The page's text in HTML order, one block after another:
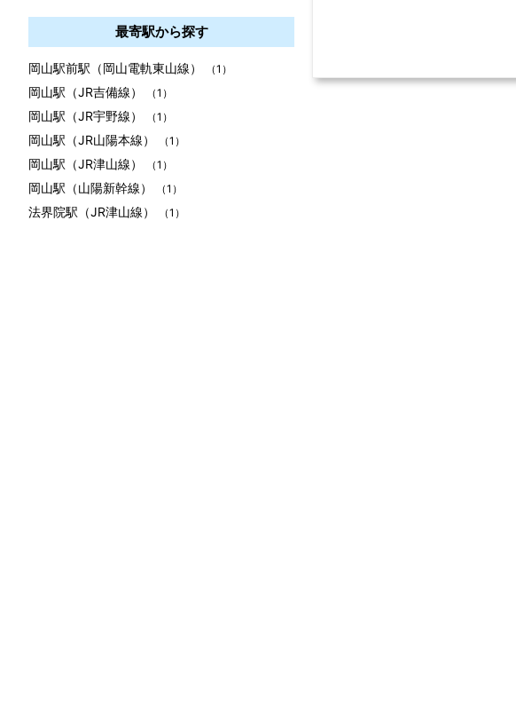
最寄駅から探す
岡山駅前駅（岡山電軌東山線） （1）
岡山駅（JR吉備線） （1）
岡山駅（JR宇野線） （1）
岡山駅（JR山陽本線） （1）
岡山駅（JR津山線） （1）
岡山駅（山陽新幹線） （1）
法界院駅（JR津山線） （1）